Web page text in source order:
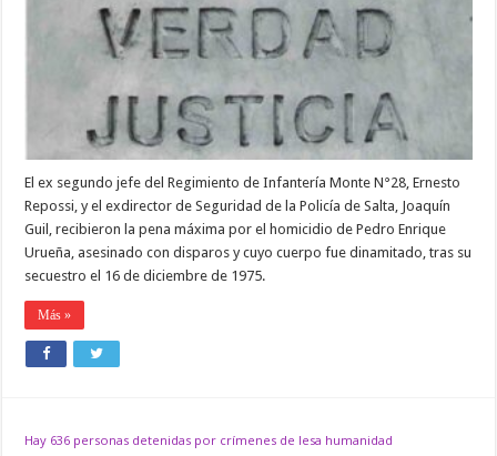
EX
MILITAR
Y
COMISARIO
POR
EL
CRIMEN
MÉDICO
PEDRO
ENRIQUE
URUEÑA
EN
TARTAGAL
El ex segundo jefe del Regimiento de Infantería Monte N°28, Ernesto
Repossi, y el exdirector de Seguridad de la Policía de Salta, Joaquín
Guil, recibieron la pena máxima por el homicidio de Pedro Enrique
Urueña, asesinado con disparos y cuyo cuerpo fue dinamitado, tras su
secuestro el 16 de diciembre de 1975.
Más »
Hay 636 personas detenidas por crímenes de lesa humanidad